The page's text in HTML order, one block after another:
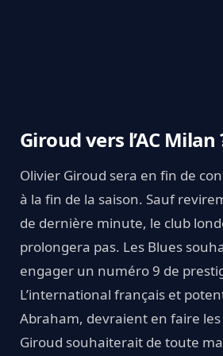
Giroud vers l’AC Milan
Olivier Giroud sera en fin de
à la fin de la saison. Sauf
de dernière minute, le club
prolongera pas. Les Blues
engager un numéro 9 de
L’international français et
Abraham, devraient en faire les
Giroud souhaiterait de toute